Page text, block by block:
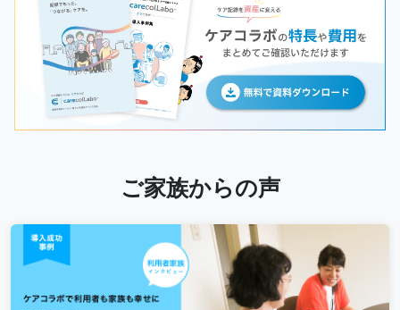
ご家族からの声